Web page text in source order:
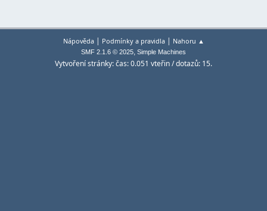
Nápověda| Podmínky a pravidla| Nahoru ▲
SMF 2.1.6 © 2025, Simple Machines
Vytvoření stránky: čas: 0.051 vteřin / dotazů: 15.